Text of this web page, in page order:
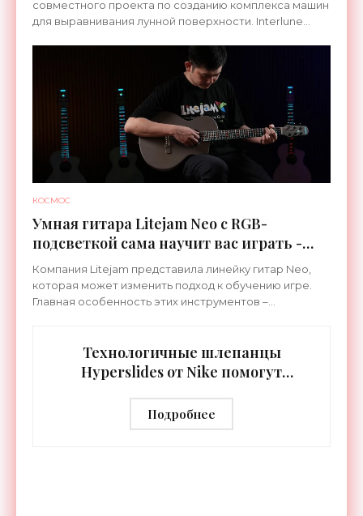
совместного проекта по созданию комплекса машин
для выравнивания лунной поверхности. Interlune
КОСМОС
Умная гитара Litejam Neo с RGB-
подсветкой сама научит вас играть -
«Гаджеты»
Компания Litejam представила линейку гитар Neo,
которая может изменить подход к обучению игре.
Главная особенность этих инструментов –
Технологичные шлепанцы
Hyperslides от Nike помогут
тренировки - «Гаджеты»
Подробнее